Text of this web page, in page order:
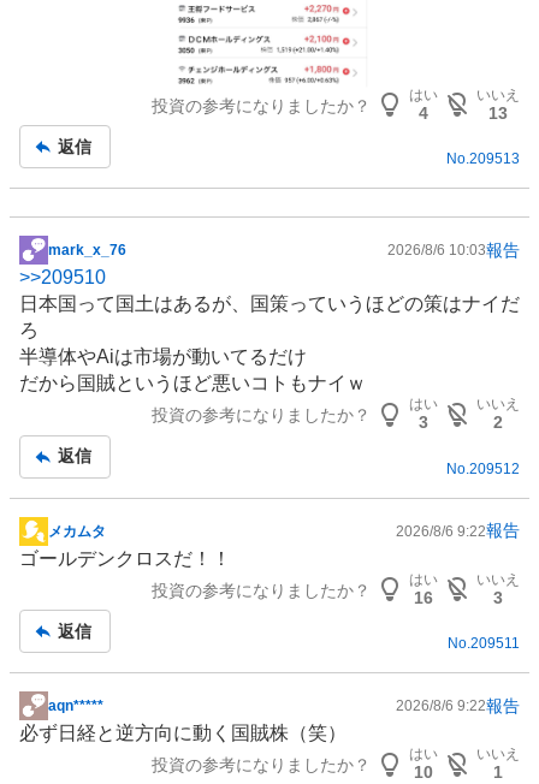
投資の参考になりましたか？
はい
4
いいえ
13
返信
No.209513
掲
示
板
記
事
mark_x_76 2026/8/6 10:03報告
>>209510
日本国って国土はあるが、国策っていうほどの策はナイだ
ろ
半導体やAiは市場が動いてるだけ
だから国賊というほど悪いコトもナイｗ
投資の参考になりましたか？
はい
3
いいえ
2
返信
No. 209512
掲
示
事
メカムタ 2026/8/6 9:22報告
ゴールデンクロスだ！！
投資の参考になりましたか？
はい
16
いいえ
3
返信
No.209511
掲
示
aqn***** 2026/8/6 9:22報告
必ず日経と逆方向に動く国賊株（笑）
投資の参考になりましたか？
はい
10
いいえ
1